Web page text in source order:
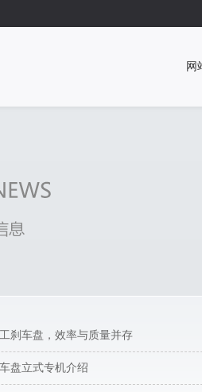
网
刹车盘，效率与质量并存
盘立式专机介绍